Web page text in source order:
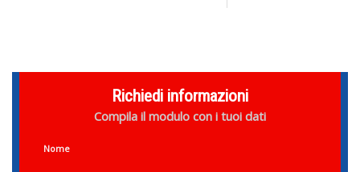
Richiedi informazioni
Compila il modulo con i tuoi dati
Nome